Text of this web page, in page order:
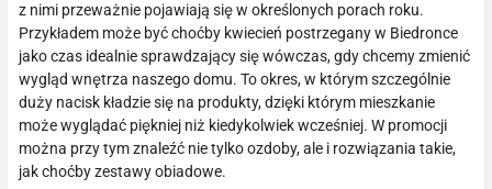
z nimi przeważnie pojawiają się w określonych porach roku.
Przykładem może być choćby kwiecień postrzegany w Biedronce
jako czas idealnie sprawdzający się wówczas, gdy chcemy zmienić
wygląd wnętrza naszego domu. To okres, w którym szczególnie
duży nacisk kładzie się na produkty, dzięki którym mieszkanie
może wyglądać piękniej niż kiedykolwiek wcześniej. W promocji
można przy tym znaleźć nie tylko ozdoby, ale i rozwiązania takie,
jak choćby zestawy obiadowe.